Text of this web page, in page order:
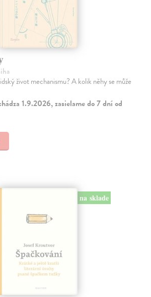
život mechanismu? A kolik něhy se může
1.9.2026, zasielame do 7 dní od
na sklade